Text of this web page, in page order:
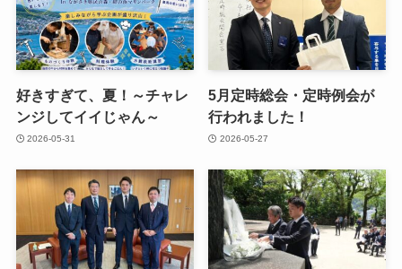
好きすぎて、夏！～チャレ
ンジしてイイじゃん～
2026-05-31
5月定時総会・定時例会が
行われました！
2026-05-27